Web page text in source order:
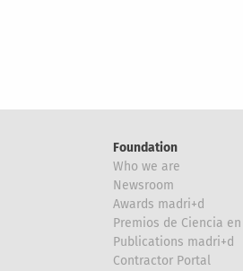
Foundation
Who we are
Newsroom
Awards madri+d
Premios de Ciencia
Publications madri+d
Contractor Portal